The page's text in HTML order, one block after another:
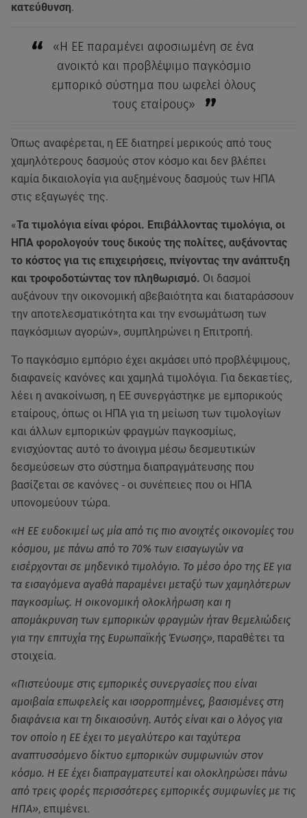
κατεύθυνση.
«Η ΕΕ παραμένει αφοσιωμένη σε ένα
ανοικτό και προβλέψιμο παγκόσμιο
εμπορικό σύστημα που ωφελεί όλους
τους εταίρους»
Όπως αναφέρεται, η ΕΕ διατηρεί μερικούς από τους
χαμηλότερους δασμούς στον κόσμο και δεν βλέπει
καμία δικαιολογία για αυξημένους δασμούς των ΗΠΑ
στις εξαγωγές της.
«Τα τιμολόγια είναι φόροι. Επιβάλλοντας τιμολόγια, οι
ΗΠΑ φορολογούν τους δικούς της πολίτες, αυξάνοντας
το κόστος για τις επιχειρήσεις, πνίγοντας την ανάπτυξη
και τροφοδοτώντας τον πληθωρισμό. Οι δασμοί
αυξάνουν την οικονομική αβεβαιότητα και διαταράσσουν
την αποτελεσματικότητα και την ενσωμάτωση των
παγκόσμιων αγορών», συμπληρώνει η Επιτροπή.
Το παγκόσμιο εμπόριο έχει ακμάσει υπό προβλέψιμους,
διαφανείς κανόνες και χαμηλά τιμολόγια. Για δεκαετίες,
λέει η ανακοίνωση, η ΕΕ συνεργάστηκε με εμπορικούς
εταίρους, όπως οι ΗΠΑ για τη μείωση των τιμολογίων
και άλλων εμπορικών φραγμών παγκοσμίως,
ενισχύοντας αυτό το άνοιγμα μέσω δεσμευτικών
δεσμεύσεων στο σύστημα διαπραγμάτευσης που
βασίζεται σε κανόνες - οι συνέπειες που οι ΗΠΑ
υπονομεύουν τώρα.
«Η ΕΕ ευδοκιμεί ως μία από τις πιο ανοιχτές οικονομίες του
κόσμου, με πάνω από το 70% των εισαγωγών να
εισέρχονται σε μηδενικό τιμολόγιο. Το μέσο όρο της ΕΕ για
τα εισαγόμενα αγαθά παραμένει μεταξύ των χαμηλότερων
παγκοσμίως. Η οικονομική ολοκλήρωση και η
απομάκρυνση των εμπορικών φραγμών ήταν θεμελιώδεις
για την επιτυχία της Ευρωπαϊκής Ένωσης», παραθέτει τα
στοιχεία.
«Πιστεύουμε στις εμπορικές συνεργασίες που είναι
αμοιβαία επωφελείς και ισορροπημένες, βασισμένες στη
διαφάνεια και τη δικαιοσύνη. Αυτός είναι και ο λόγος για
τον οποίο η ΕΕ έχει το μεγαλύτερο και ταχύτερα
αναπτυσσόμενο δίκτυο εμπορικών συμφωνιών στον
κόσμο. Η ΕΕ έχει διαπραγματευτεί και ολοκληρώσει πάνω
από τρεις φορές περισσότερες εμπορικές συμφωνίες με τις
ΗΠΑ», επιμένει.